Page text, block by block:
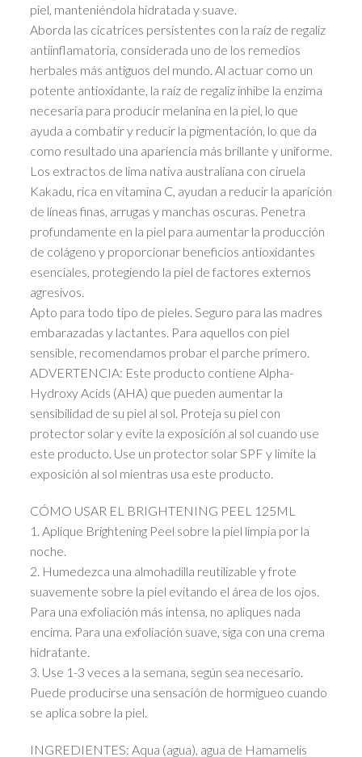
piel, manteniéndola hidratada y suave.
Aborda las cicatrices persistentes con la raíz de regaliz
antiinflamatoria, considerada uno de los remedios
herbales más antiguos del mundo. Al actuar como un
potente antioxidante, la raíz de regaliz inhibe la enzima
necesaria para producir melanina en la piel, lo que
ayuda a combatir y reducir la pigmentación, lo que da
como resultado una apariencia más brillante y uniforme.
Los extractos de lima nativa australiana con ciruela
Kakadu, rica en vitamina C, ayudan a reducir la aparición
de líneas finas, arrugas y manchas oscuras. Penetra
profundamente en la piel para aumentar la producción
de colágeno y proporcionar beneficios antioxidantes
esenciales, protegiendo la piel de factores externos
agresivos.
Apto para todo tipo de pieles. Seguro para las madres
embarazadas y lactantes. Para aquellos con piel
sensible, recomendamos probar el parche primero.
ADVERTENCIA: Este producto contiene Alpha-
Hydroxy Acids (AHA) que pueden aumentar la
sensibilidad de su piel al sol. Proteja su piel con
protector solar y evite la exposición al sol cuando use
este producto. Use un protector solar SPF y limite la
exposición al sol mientras usa este producto.
CÓMO USAR EL BRIGHTENING PEEL 125ML
1. Aplique Brightening Peel sobre la piel limpia por la
noche.
2. Humedezca una almohadilla reutilizable y frote
suavemente sobre la piel evitando el área de los ojos.
Para una exfoliación más intensa, no apliques nada
encima. Para una exfoliación suave, siga con una crema
hidratante.
3. Use 1-3 veces a la semana, según sea necesario.
Puede producirse una sensación de hormigueo cuando
se aplica sobre la piel.
INGREDIENTES: Aqua (agua), agua de Hamamelis